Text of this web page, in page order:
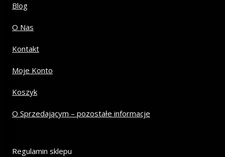
Blog
O Nas
Kontakt
Moje Konto
Koszyk
O Sprzedającym – pozostałe informacje
Regulamin sklepu